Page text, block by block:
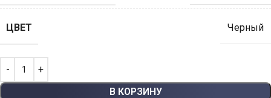
ЦВЕТ Черный
В КОРЗИНУ